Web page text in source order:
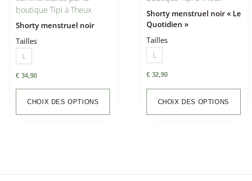
Shorty menstruel noir
Tailles
L
€ 34,90
CHOIX DES OPTIONS
Shorty menstruel noir « Le
Quotidien »
Tailles
L
€32,90
CHOIX DES OPTIONS